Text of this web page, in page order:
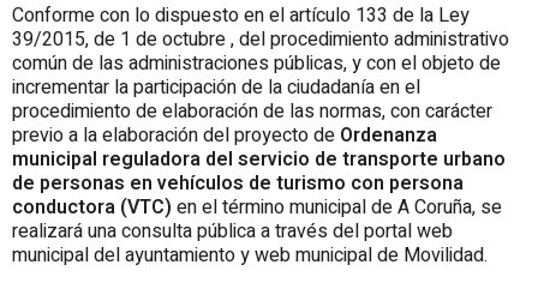
Conforme con lo dispuesto en el artículo 133 de la Ley
39/2015, de 1 de octubre , del procedimiento administrativo
común de las administraciones públicas, y con el objeto de
incrementar la participación de la ciudadanía en el
procedimiento de elaboración de las normas, con carácter
previo a la elaboración del proyecto de Ordenanza
municipal reguladora del servicio de transporte urbano
de personas en vehículos de turismo con persona
conductora (VTC) en el término municipal de A Coruña, se
realizará una consulta pública a través del portal web
municipal del ayuntamiento y web municipal de Movilidad.